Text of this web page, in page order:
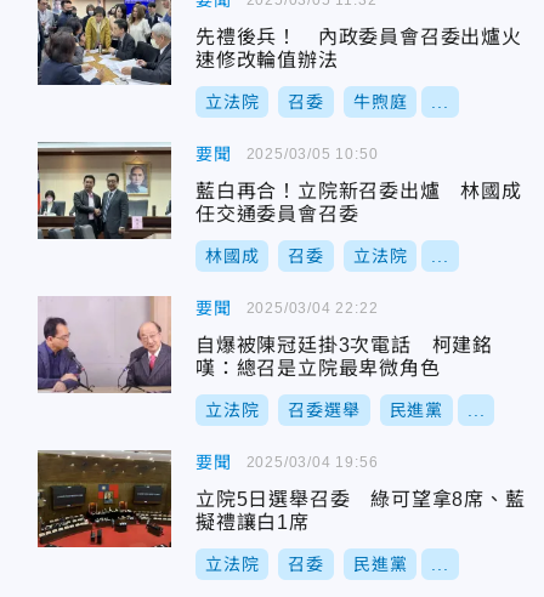
先禮後兵！ 內政委員會召委出爐火
速修改輪值辦法
立法院 召委 牛煦庭
要聞
藍白再合！立院新召委出爐 林國成
任交通委員會召委
林國成 召委 立法院
2025/03/05 10:50
要聞
自爆被陳冠廷掛3次電話 柯建銘
嘆：總召是立院最卑微角色
立法院 召委選舉 民進黨
2025/03/04 22:22
要聞
立院5日選舉召委 綠可望拿8席、藍
擬禮讓白1席
立法院 召委 民進黨
2025/03/04 19:56